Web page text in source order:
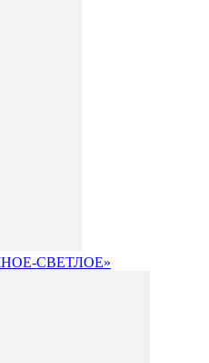
СВЕТЛОЕ»